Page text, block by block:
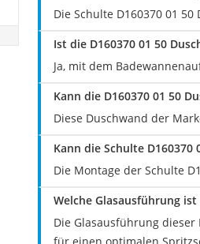
Die Schulte D160370 01
Ist die D160370 01 50
Ja, mit dem
Kann die D160370 01 50
Diese Duschwand der
Kann die Schulte
Die Montage der Schulte
Welche Glasausführung
Die Glasausführung